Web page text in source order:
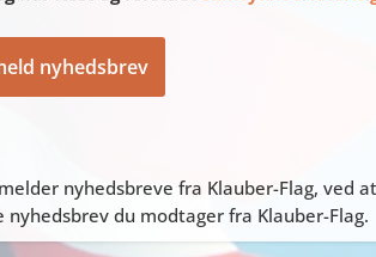
nyhedsbreve fra Klauber-Flag, ved
nyhedsbrev du modtager fra Klauber-Flag.